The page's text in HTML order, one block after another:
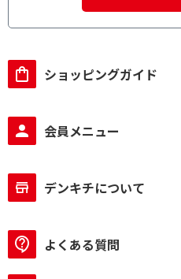
ショッピングガイド
会員メニュー
デンキチについて
よくある質問